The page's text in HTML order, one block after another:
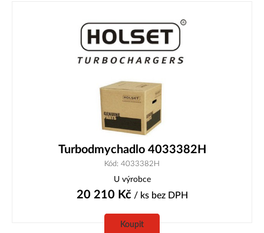
Turbodmychadlo 4033382H
Kód: 4033382H
U výrobce
20 210 Kč/ ks bez DPH
Koupit